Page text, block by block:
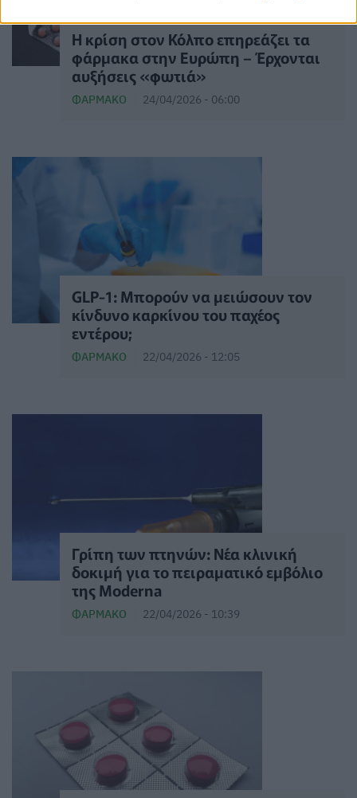
Η κρίση στον Κόλπο επηρεάζει τα
φάρμακα στην Ευρώπη – Έρχονται
αυξήσεις «φωτιά»
ΦΆΡΜΑΚΟ 24/04/2026 - 06:00
GLP-1: Μπορούν να μειώσουν τον
κίνδυνο καρκίνου του παχέος
εντέρου;
ΦΆΡΜΑΚΟ 22/04/2026 - 12:05
Γρίπη των πτηνών: Νέα κλινική
δοκιμή για το πειραματικό εμβόλιο
της Moderna
ΦΆΡΜΑΚΟ 22/04/2026 - 10:39